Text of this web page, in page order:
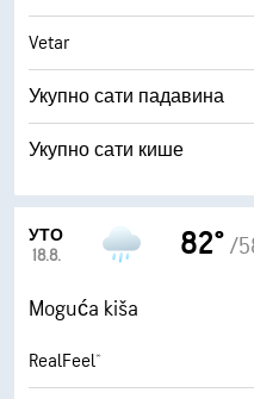
Vetar
Укупно сати падавина
Укупно сати кише
УТО
18.8.
82° /
Moguća kiša
RealFeel®